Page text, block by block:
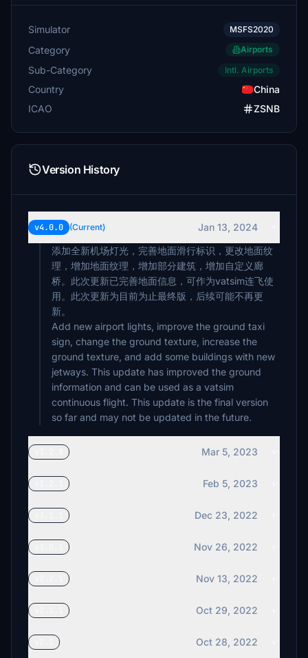
Simulator MSFS2020
Category Airports
Sub-Category Intl. Airports
Country
China
ICAO
ZSNB
Version History
v4.0.0 (Current)
Jan 13, 2024
添加全新机场灯光，完善地面滑行标识，更改地面纹
理，增加地面纹理，增加部分建筑，增加自定义廊
桥。此次更新已完善地面信息，可作为vatsim连飞使
用。此次更新为目前为止最终版，后续可能不再更
新。
Add new airport lights, improve the ground taxi
sign, change the ground texture, increase the
ground texture, and add some buildings with new
jetways. This update has improved the ground
information and can be used as a vatsim
continuous flight. This update is the final version
so far and may not be updated in the future.
Mar 5, 2023
Feb 5, 2023
Dec 23, 2022
Nov 26, 2022
Nov 13, 2022
Oct 29, 2022
Oct 28, 2022